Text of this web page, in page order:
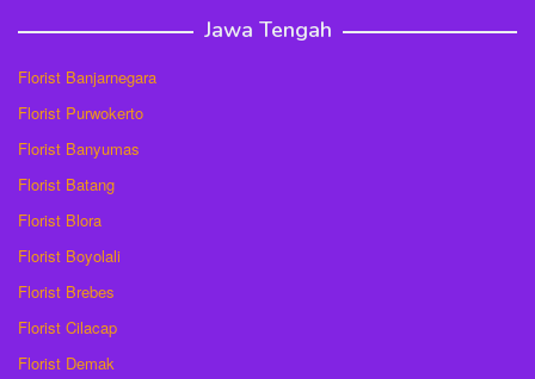
Jawa Tengah
Florist Banjarnegara
Florist Purwokerto
Florist Banyumas
Florist Batang
Florist Blora
Florist Boyolali
Florist Brebes
Florist Cilacap
Florist Demak